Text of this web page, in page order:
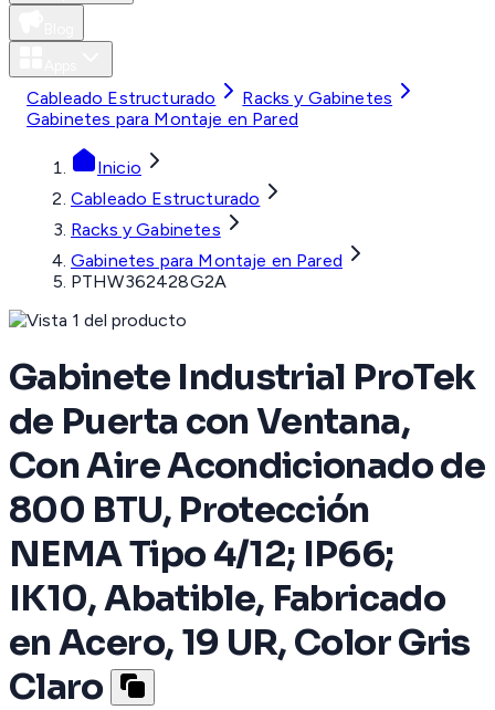
Cableado Estructurado
Racks y Gabinetes
Gabinetes para Montaje en Pared
Inicio
Cableado Estructurado
Racks y Gabinetes
Gabinetes para Montaje en Pared
PTHW362428G2A
Gabinete Industrial ProTek
de Puerta con Ventana,
Con Aire Acondicionado de
800 BTU, Protección
NEMA Tipo 4/12; IP66;
IK10, Abatible, Fabricado
en Acero, 19 UR, Color Gris
Claro